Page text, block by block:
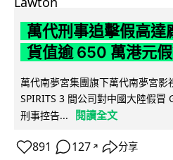
萬代刑事追擊假高達
貨值逾 650 萬港元
萬代南夢宮集團旗下萬代南夢宮
SPIRITS 3 間公司對中國大陸假冒
刑事控告...
閱讀全文
891 127 ↗ 分享